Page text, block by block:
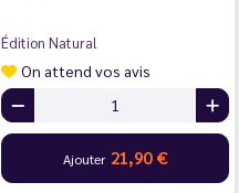
Édition Natural
On attend vos avis
Ajouter 21,90 €